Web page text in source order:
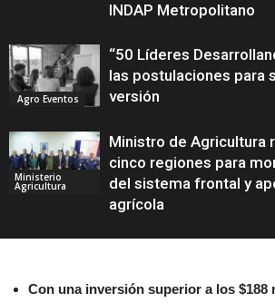
INDAP Metropolitano
Agro Eventos
“50 Líderes
las postulaciones para
versión
Ministerio
Agricultura
Ministro de Agricultura
cinco regiones para
del sistema frontal y
agrícola
Con una inversión superior a los $188